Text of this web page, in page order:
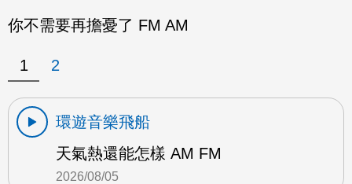
你不需要再擔憂了 FM AM
1 2
環遊音樂飛船
天氣熱還能怎樣 AM FM
2026/08/05